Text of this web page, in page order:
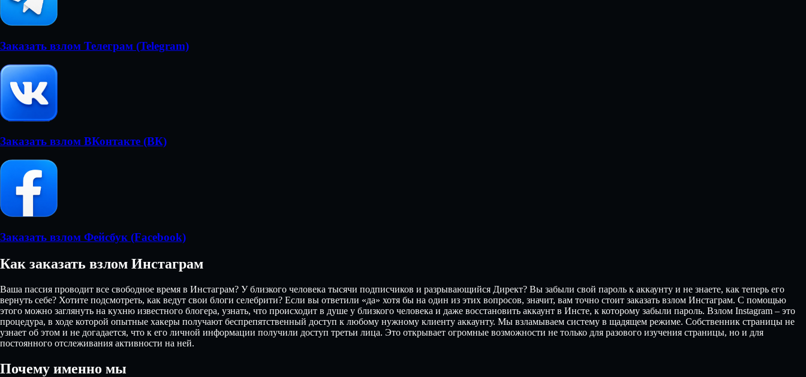
Заказать взлом Телеграм (Telegram)
Заказать взлом ВКонтакте (ВК)
Заказать взлом Фейсбук (Facebook)
Как заказать взлом Инстаграм
Ваша пассия проводит все свободное время в Инстаграм? У близкого человека тысячи подписчиков и разрывающийся Директ? Вы забыли свой пароль к аккаунту и не знаете, как теперь его
вернуть себе? Хотите подсмотреть, как ведут свои блоги селебрити? Если вы ответили «да» хотя бы на один из этих вопросов, значит, вам точно стоит заказать взлом Инстаграм. С помощью
этого можно заглянуть на кухню известного блогера, узнать, что происходит в душе у близкого человека и даже восстановить аккаунт в Инсте, к которому забыли пароль. Взлом Instagram – это
процедура, в ходе которой опытные хакеры получают беспрепятственный доступ к любому нужному клиенту аккаунту. Мы взламываем систему в щадящем режиме. Собственник страницы не
узнает об этом и не догадается, что к его личной информации получили доступ третьи лица. Это открывает огромные возможности не только для разового изучения страницы, но и для
постоянного отслеживания активности на ней.
Почему именно мы